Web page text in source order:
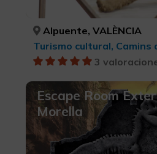
Alpuente, VALÈNCIA
Turismo cultural, Camins
3
Escape Room
Morella